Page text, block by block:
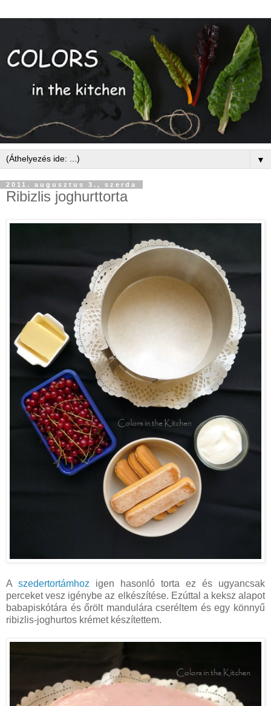
▼
2011. augusztus 3., szerda
Ribizlis joghurttorta
A szedertortámhoz igen hasonló torta ez és ugyancsak
perceket vesz igénybe az elkészítése. Ezúttal a keksz alapot
babapiskótára és őrölt mandulára cseréltem és egy könnyű
ribizlis-joghurtos krémet készítettem.